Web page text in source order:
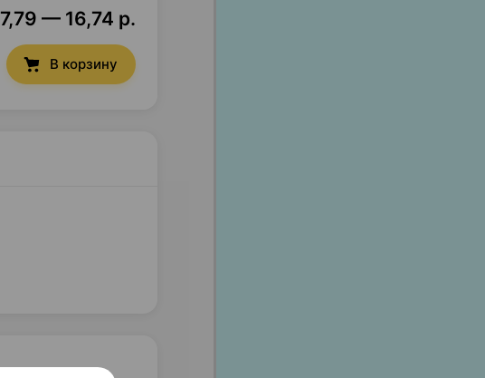
7,79 — 16,74 р.
В корзину